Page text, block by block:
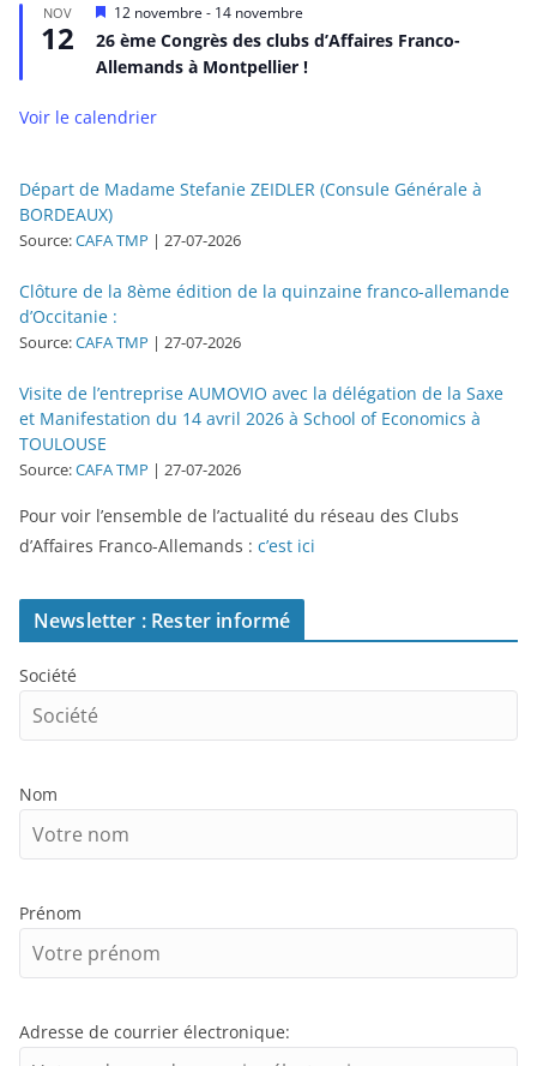
NOV
12
M
i
s
e
v
t
12 novembre - 14 novembre
26 ème Congrès des clubs d’Affaires Franco-
Allemands à Montpellier !
Voir le calendrier
Départ de Madame Stefanie ZEIDLER (Consule Générale à
BORDEAUX)
Source:CAFA TMP 27-07-2026
Clôture de la 8ème édition de la quinzaine franco-allemande
d’Occitanie :
Source:CAFA TMP 27-07-2026
Visite de l’entreprise AUMOVIO avec la délégation de la Saxe
et Manifestation du 14 avril 2026 à School of Economics à
TOULOUSE
Source:CAFA TMP 27-07-2026
Pour voir l’ensemble de l’actualité du réseau des Clubs
d’Affaires Franco-Allemands : c’est ici
Newsletter : Rester informé
Société
Nom
Prénom
Adresse de courrier électronique: